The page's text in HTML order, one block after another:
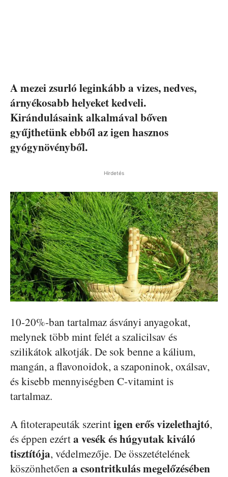
A mezei zsurló leginkább a vizes, nedves,
árnyékosabb helyeket kedveli.
Kirándulásaink alkalmával bőven
gyűjthetünk ebből az igen hasznos
gyógynövényből.
Hirdetés
10-20%-ban tartalmaz ásványi anyagokat,
melynek több mint felét a szalicilsav és
szilikátok alkotják. De sok benne a kálium,
mangán, a flavonoidok, a szaponinok, oxálsav,
és kisebb mennyiségben C-vitamint is
tartalmaz.
A fitoterapeuták szerintigen erős vizelethajtó,
és éppen ezérta vesék és húgyutak kiváló
tisztítója, védelmezője. De összetételének
köszönhetően a csontritkulás megelőzésében